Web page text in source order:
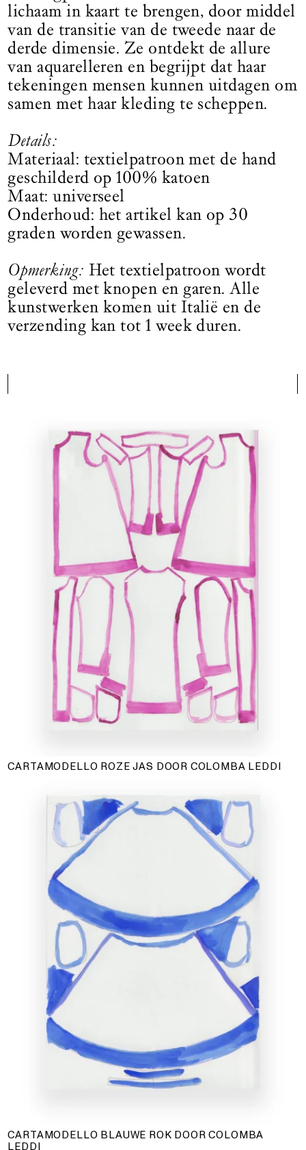
lichaam in kaart te brengen, door middel
van de transitie van de tweede naar de
derde dimensie. Ze ontdekt de allure
van aquarelleren en begrijpt dat haar
tekeningen mensen kunnen uitdagen om
samen met haar kleding te scheppen.
Details:
Materiaal: textielpatroon met de hand
geschilderd op 100% katoen
Maat: universeel
Onderhoud: het artikel kan op 30
graden worden gewassen.
Opmerking: Het textielpatroon wordt
geleverd met knopen en garen. Alle
kunstwerken komen uit Italië en de
verzending kan tot 1 week duren.
CARTAMODELLO ROZE JAS DOOR COLOMBA LEDDI
CARTAMODELLO BLAUWE ROK DOOR COLOMBA
LEDDI